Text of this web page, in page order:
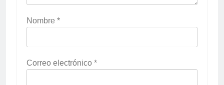
Nombre *
Correo electrónico *